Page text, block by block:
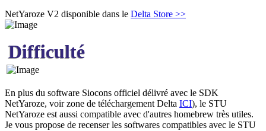
NetYaroze V2 disponible dans le Delta Store >>
Difficulté
En plus du software Siocons officiel délivré avec le SDK
NetYaroze, voir zone de téléchargement Delta ICI), le STU
NetYaroze est aussi compatible avec d'autres homebrew très utiles.
Je vous propose de recenser les softwares compatibles avec le STU